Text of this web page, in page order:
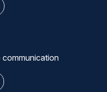
communication